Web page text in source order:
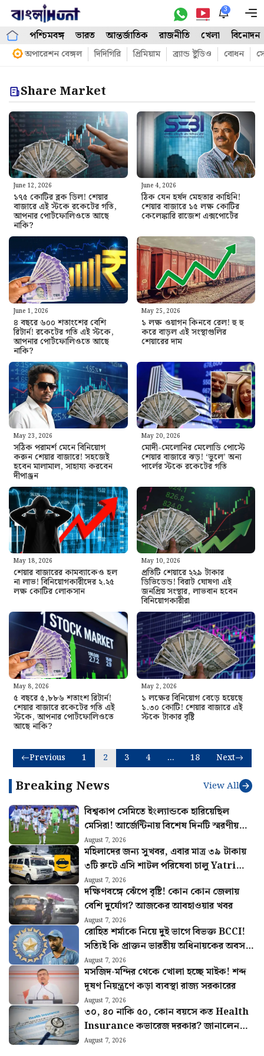
Skip
content
3
পশ্চিমবঙ্গ ভারত আন্তর্জাতিক রাজনীতি খেলা বিনোদন
অপারেশন বেঙ্গল দিদিগিরি প্রিমিয়াম ব্র্যান্ড ষ্টুডিও বোধন
Share Market
June 12, 2026
১৭৫ কোটির ব্লক ডিল! শেয়ার
বাজারে এই স্টকে রকেটের গতি,
আপনার পোর্টফোলিওতে আছে
নাকি?
June 4, 2026
ঠিক যেন হর্ষদ মেহতার কাহিনি!
শেয়ার বাজারে ১৫ লক্ষ কোটির
কেলেঙ্কারি রাজেশ এক্সপোর্টের
June 1, 2026
৪ বছরে ৬০০ শতাংশের বেশি
রিটার্ন! রকেটের গতি এই স্টকে,
আপনার পোর্টফোলিওতে আছে
নাকি?
May 25, 2026
১ লক্ষ ওয়াগন কিনবে রেল! হু হু
করে বাড়ল এই সংস্থাগুলির
শেয়ারের দাম
May 23, 2026
সঠিক পরামর্শ মেনে বিনিয়োগ
করুন শেয়ার বাজারে! সহজেই
হবেন মালামাল, সাহায্য করবেন
দীপাঞ্জন
May 20, 2026
মোদী-মেলোনির মেলোডি পোস্টে
শেয়ার বাজারে ঝড়! ‘ভুলে’ অন্য
পার্লের স্টকে রকেটের গতি
May 18, 2026
শেয়ার বাজারের কামব্যাকেও হল
না লাভ! বিনিয়োগকারীদের ২.২৫
লক্ষ কোটির লোকসান
May 10, 2026
প্রতিটি শেয়ারে ২২৯ টাকার
ডিভিডেন্ড! বিরাট ঘোষণা এই
জনপ্রিয় সংস্থার, লাভবান হবেন
বিনিয়োগকারীরা
May 8, 2026
৫ বছরে ৫,৮৮৬ শতাংশ রিটার্ন!
শেয়ার বাজারে রকেটের গতি এই
স্টকে, আপনার পোর্টফোলিওতে
আছে নাকি?
May 2, 2026
১ লক্ষের বিনিয়োগ বেড়ে হয়েছে
১.৩০ কোটি! শেয়ার বাজারে এই
স্টকে টাকার বৃষ্টি
Previous 1 2 3 4 … 18 Next
Breaking News View All
বিশ্বকাপ সেমিতে ইংল্যান্ডকে হারিয়েছিল
মেসিরা! আর্জেন্টিনায় বিশেষ দিনটি স্মরণীয়
করে রাখতে নেওয়া হলো বড় উদ্যোগ
August 7, 2026
মহিলাদের জন্য সুখবর, এবার মাত্র ৩৯ টাকায়
৩টি রুটে এসি শাটল পরিষেবা চালু Yatri
Sathi-র
August 7, 2026
দক্ষিণবঙ্গে ঝেঁপে বৃষ্টি! কোন কোন জেলায়
বেশি দুর্যোগ? আজকের আবহাওয়ার খবর
August 7, 2026
রোহিত শর্মাকে নিয়ে দুই ভাগে বিভক্ত BCCI!
সত্যিই কি প্রাক্তন ভারতীয় অধিনায়কের অবসর
চাইছে বোর্ড
August 7, 2026
মসজিদ-মন্দির থেকে খোলা হচ্ছে মাইক! শব্দ
দূষণ নিয়ন্ত্রণে কড়া ব্যবস্থা রাজ্য সরকারের
August 7, 2026
৩০, ৪০ নাকি ৫০, কোন বয়সে কত Health
Insurance কভারেজ দরকার? জানালেন
বিশেষজ্ঞরা
August 7, 2026